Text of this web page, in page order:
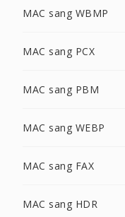
MAC sang WBMP
MAC sang PCX
MAC sang PBM
MAC sang WEBP
MAC sang FAX
MAC sang HDR